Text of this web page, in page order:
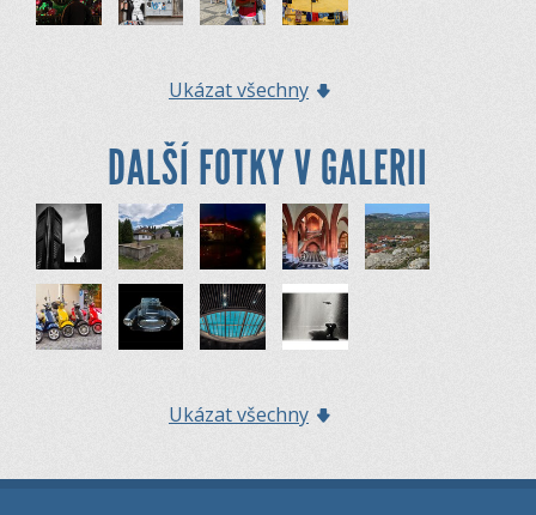
Ukázat všechny
DALŠÍ FOTKY V GALERII
Ukázat všechny